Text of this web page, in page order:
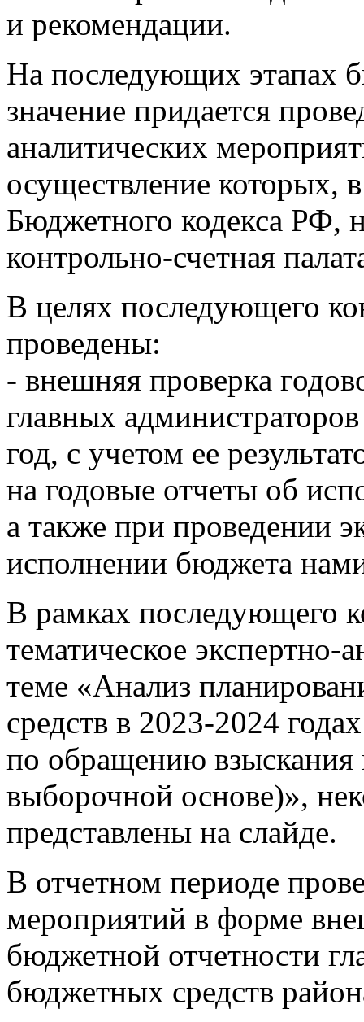
и рекомендации.
На последующих этапах
значение придается
аналитических
осуществление которых,
Бюджетного кодекса РФ,
контрольно-счетная
В целях последующего
проведены:
- внешняя проверка
главных
год, с учетом ее
на годовые отчеты об
а также при проведении
исполнении бюджета
В рамках последующего
тематическое экспертно-
теме «Анализ
средств в 2023-2024
по обращению взыскания
выборочной основе)»,
представлены на слайде.
В отчетном периоде
мероприятий в форме
бюджетной отчетности
бюджетных средств